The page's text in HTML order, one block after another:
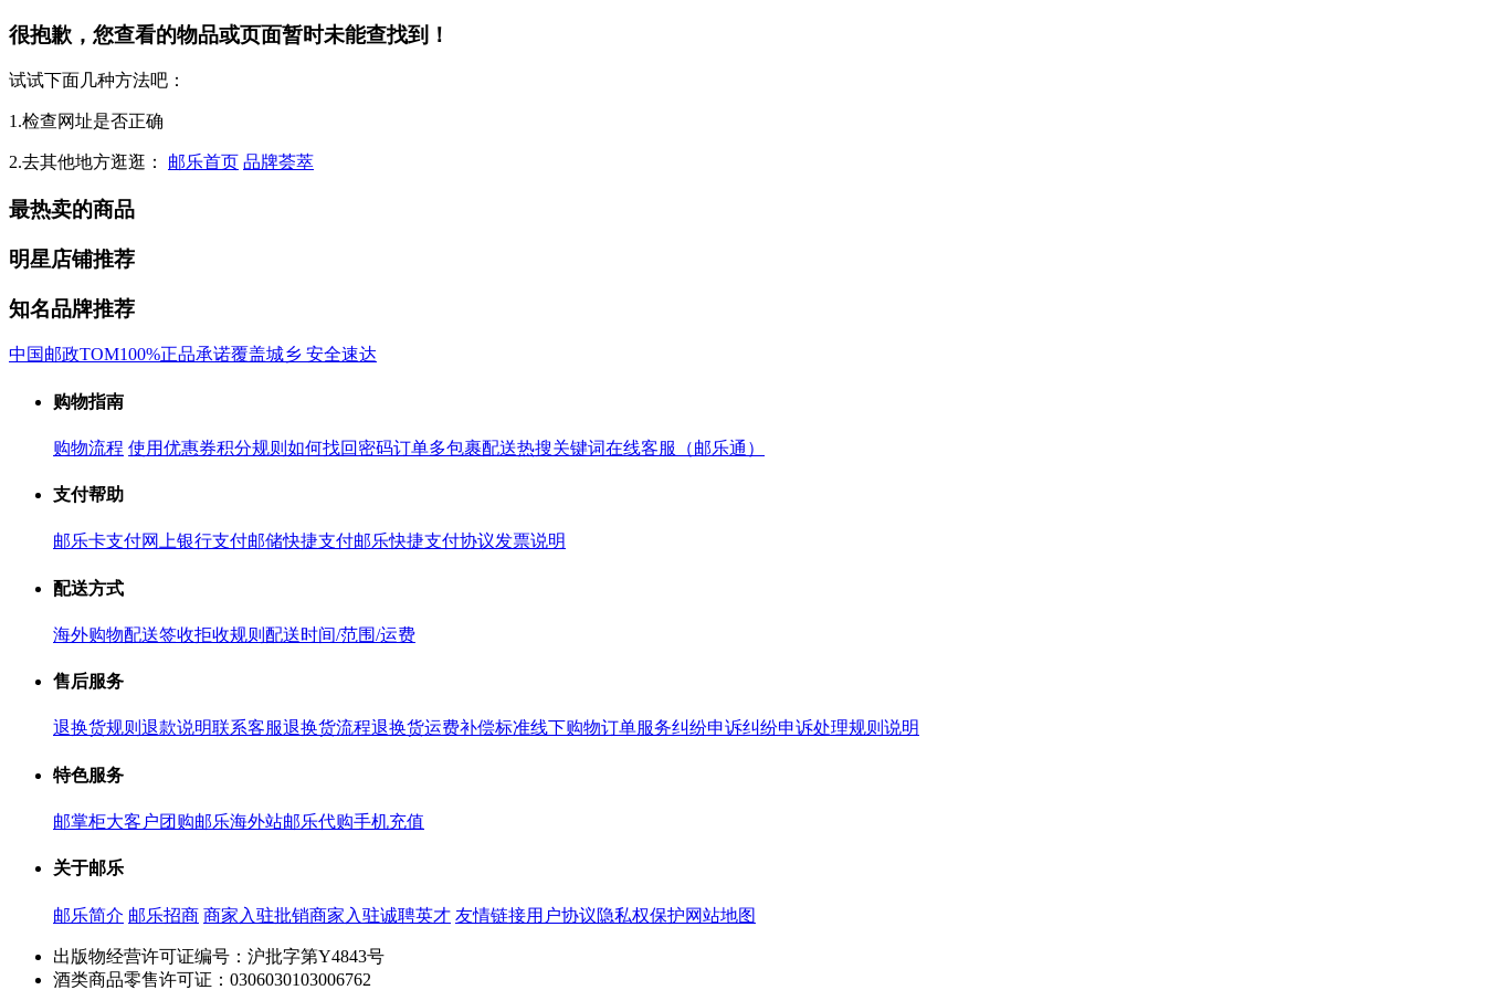
很抱歉，您查看的物品或页面暂时未能查找到！
试试下面几种方法吧：
1.检查网址是否正确
2.去其他地方逛逛： 邮乐首页 品牌荟萃
最热卖的商品
明星店铺推荐
知名品牌推荐
中国邮政TOM100%正品承诺覆盖城乡 安全速达
购物指南
购物流程 使用优惠券积分规则 如何找回密码订单多包裹配送热搜关键词在线客服（邮乐通）
支付帮助
邮乐卡支付网上银行支付邮储快捷支付邮乐快捷支付协议发票说明
配送方式
海外购物配送签收拒收规则 配送时间/范围/运费
售后服务
退换货规则 退款说明联系客服退换货流程退换货运费补偿标准线下购物订单服务纠纷申诉纠纷申诉处理规则说明
特色服务
邮掌柜大客户团购邮乐海外站邮乐代购手机充值
关于邮乐
邮乐简介 邮乐招商 商家入驻批销商家入驻诚聘英才 友情链接用户协议隐私权保护网站地图
出版物经营许可证编号：沪批字第Y4843号
酒类商品零售许可证：0306030103006762